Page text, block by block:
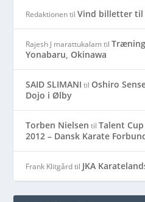
RedaktionentilVind billetter til
Rajesh J marattukalamtil
Yonabaru, Okinawa
SAID SLIMANI til Oshiro
Dojo i Ølby
Torben Nielsen tilTalent
2012 – Dansk Karate
Frank Klitgårdtil JKA